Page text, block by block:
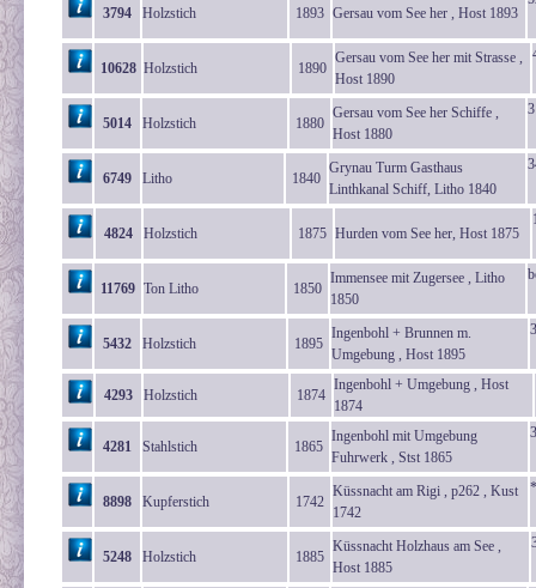
3794 Holzstich 1893 Gersau vom See her , Host 1893
10628 Holzstich 1890
Gersau vom See her mit Strasse ,
Host 1890
5014 Holzstich 1880
Gersau vom See her Schiffe ,
Host 1880
6749 Litho 1840
Grynau Turm Gasthaus
Linthkanal Schiff, Litho 1840
4824 Holzstich 1875 Hurden vom See her, Host 1875
11769 Ton Litho 1850
Immensee mit Zugersee , Litho
1850
5432 Holzstich 1895
Ingenbohl + Brunnen m.
Umgebung , Host 1895
4293 Holzstich 1874
Ingenbohl + Umgebung , Host
1874
4281 Stahlstich 1865
Ingenbohl mit Umgebung
Fuhrwerk , Stst 1865
8898 Kupferstich 1742
Küssnacht am Rigi , p262 , Kust
1742
5248 Holzstich 1885
Küssnacht Holzhaus am See ,
Host 1885